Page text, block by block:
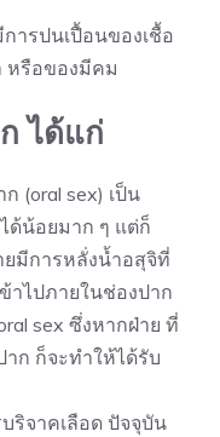
ารปนเปื้อนของเชื้อ
หรือของมีคม
ได้แก่
(oral sex) เป็น
ด้น้อยมาก ๆ แต่ก็
ยมีการหลั่งน้ำอสุจิที่
าไปภายในช่องปาก
sex ซึ่งหากฝ่าย ที่
ก ก็จะทำให้ได้รับ
ริจาคเลือด ปัจจุบัน